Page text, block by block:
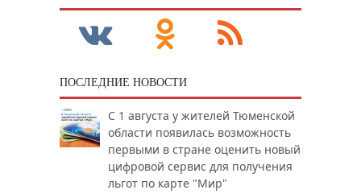
ПОСЛЕДНИЕ НОВОСТИ
С 1 августа у жителей Тюменской
области появилась возможность
первыми в стране оценить новый
цифровой сервис для получения
льгот по карте "Мир"